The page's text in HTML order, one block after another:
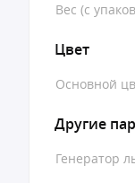
Вес (с
Цвет
Основной
Другие
Генератор